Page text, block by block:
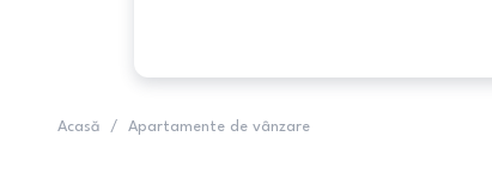
Acasă / Apartamente de vânzare